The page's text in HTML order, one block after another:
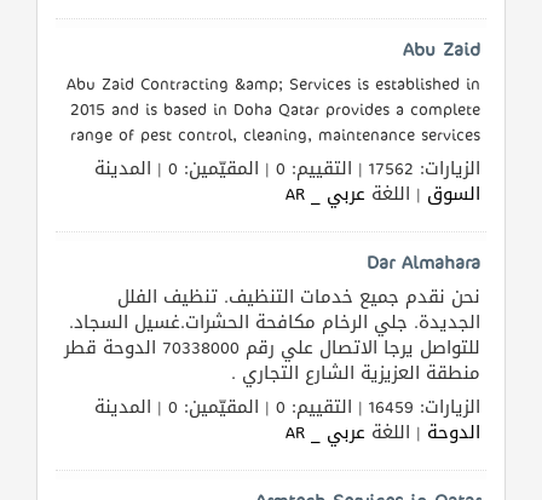
Abu Zaid
Abu Zaid Contracting &amp; Services is established in
2015 and is based in Doha Qatar provides a complete
range of pest control, cleaning, maintenance services
الزيارات: 17562 | التقييم: 0 | المقيّمين: 0 | المدينة
السوق | اللغة عربي _ AR
Dar Almahara
نحن نقدم جميع خدمات التنظيف. تنظيف الفلل
الجديدة. جلي الرخام مكافحة الحشرات.غسيل السجاد.
للتواصل يرجا الاتصال علي رقم 70338000 الدوحة قطر
منطقة العزيزية الشارع التجاري .
الزيارات: 16459 | التقييم: 0 | المقيّمين: 0 | المدينة
الدوحة | اللغة عربي _ AR